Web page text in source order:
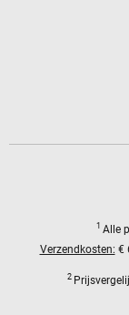
1 Alle
Verzendkosten: €
2